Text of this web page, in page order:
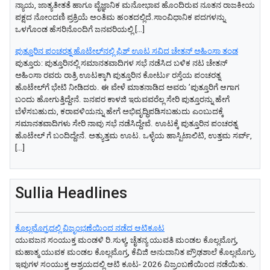
ನ್ಯಾಯ, ಜಾತ್ಯತೀತತೆ ಹಾಗೂ ವೈಜ್ಞಾನಿಕ ಮನೋಭಾವ ಹೊಂದಿರುವ ನೂತನ ರಾಜಕೀಯ
ಪಕ್ಷದ ನೋಂದಣಿ ಪ್ರಕ್ರಿಯೆ ಅಂತಿಮ ಹಂತದಲ್ಲಿದೆ.ಸಾಂವಿಧಾನಿಕ ಪದಗಳನ್ನು
ಒಳಗೊಂಡ ಹೆಸರಿನೊಂದಿಗೆ ಜನವರಿಯಲ್ಲಿ […]
ಪುತ್ತೂರಿನ ಪಂಚರತ್ನ ಹೊಟೇಲ್‌ನಲ್ಲಿ ಫಿಶ್‌ ಊಟ ಸವಿದ ಚೇತನ್‌ ಅಹಿಂಸಾ ತಂಡ
ಪುತ್ತೂರು: ಪುತ್ತೂರಿನಲ್ಲಿ ಸಮಾನತವಾದಿಗಳ ಸಭೆ ನಡೆಸಿದ ಬಳಿಕ ನಟ ಚೇತನ್‌
ಅಹಿಂಸಾ ರವರು ರಾತ್ರಿ ಊಟಕ್ಕಾಗಿ ಪುತ್ತೂರಿನ ಕೋರ್ಟು ರಸ್ತೆಯ ಪಂಚರತ್ನ
ಹೊಟೇಲ್‌ಗೆ ಭೇಟಿ ನೀಡಿದರು. ಈ ವೇಳೆ ಮಾತನಾಡಿದ ಅವರು ʼಪುತ್ತೂರಿಗೆ ಆಗಾಗ
ಬಂದು ಹೋಗುತ್ತಿದ್ದೇನೆ. ಜನಪರ ಕಾಳಜಿ ಇರುವವರೆಲ್ಲ ಸೇರಿ ಪುತ್ತೂರನ್ನು ಹೇಗೆ
ಬೆಳೆಸಬಹುದು, ಕರಾವಳಿಯನ್ನು ಹೇಗೆ ಅಭಿವೃದ್ಧಿಪಡಿಸಬಹುದು ಎಂಬುದಕ್ಕೆ
ಸಮಾನತವಾದಿಗಳು ಸೇರಿ ನಾವು ಸಭೆ ನಡೆಸಿದ್ದೇವೆ. ಊಟಕ್ಕೆ ಪುತ್ತೂರಿನ ಪಂಚರತ್ನ
ಹೊಟೇಲ್‌ ಗೆ ಬಂದಿದ್ದೇನೆ. ಅತ್ಯುತ್ತಮ ಊಟ. ಒಳ್ಳೆಯ ಹಾಸ್ಪಿಟಾಲಿಟಿ, ಉತ್ತಮ ಸರ್ವ್‌,
[…]
Sullia Headlines
ಕೊಲ್ಲಮೊಗ್ರದಲ್ಲಿ ವಿಜೃಂಭಣೆಯಿಂದ ನಡೆದ ಆಟಿಕೂಟ
ಯುವಜನ ಸಂಯುಕ್ತ ಮಂಡಳಿ ರಿ.ಸುಳ್ಯ, ಚೈತನ್ಯ ಯುವತಿ ಮಂಡಲ ಕೊಲ್ಲಮೊಗ್ರ,
ಮಹಾತ್ಮ ಯುವಕ ಮಂಡಲ ಕೊಲ್ಲಮೊಗ್ರ, ಕೆವಿಜಿ ಅನುದಾನಿತ ಪ್ರೌಢಶಾಲೆ ಕೊಲ್ಲಮೊಗ್ರು
ಇವುಗಳ ಸಂಯುಕ್ತ ಆಶ್ರಯದಲ್ಲಿ ಆಟಿ ಕೂಟ- 2026 ವಿಜ್ರಂಬಣೆಯಿಂದ ನಡೆಯಿತು.